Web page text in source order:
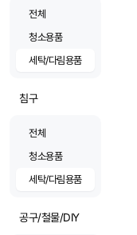
전체
청소용품
세탁/다림용품
침구
전체
청소용품
세탁/다림용품
공구/철물/DIY